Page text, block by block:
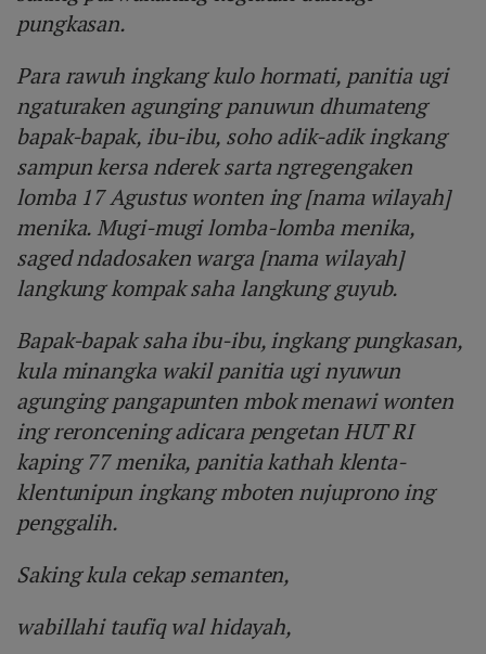
pungkasan.
Para rawuh ingkang kulo hormati, panitia ugi
ngaturaken agunging panuwun dhumateng
bapak-bapak, ibu-ibu, soho adik-adik ingkang
sampun kersa nderek sarta ngregengaken
lomba 17 Agustus wonten ing [nama wilayah]
menika. Mugi-mugi lomba-lomba menika,
saged ndadosaken warga [nama wilayah]
langkung kompak saha langkung guyub.
Bapak-bapak saha ibu-ibu, ingkang pungkasan,
kula minangka wakil panitia ugi nyuwun
agunging pangapunten mbok menawi wonten
ing reroncening adicara pengetan HUT RI
kaping 77 menika, panitia kathah klenta-
klentunipun ingkang mboten nujuprono ing
penggalih.
Saking kula cekap semanten,
wabillahi taufiq wal hidayah,